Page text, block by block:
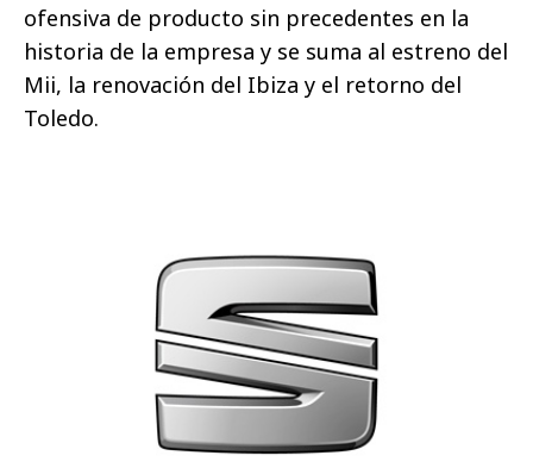
ofensiva de producto sin precedentes en la
historia de la empresa y se suma al estreno del
Mii, la renovación del Ibiza y el retorno del
Toledo.